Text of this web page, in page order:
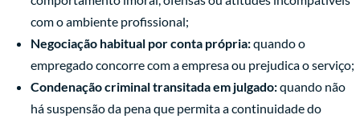
com o ambiente profissional;
Negociação habitual por conta própria:quando o
empregado concorre com a empresa ou prejudica o serviço;
Condenação criminal transitada em julgado:quando não
há suspensão da pena que permita a continuidade do